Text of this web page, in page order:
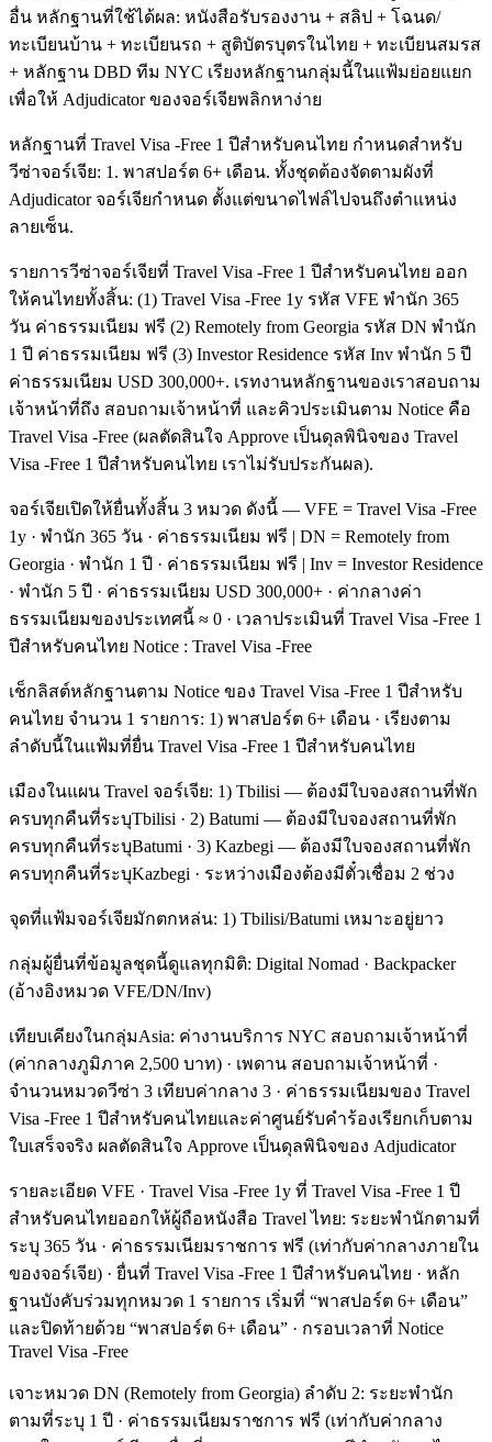
อื่น หลักฐานที่ใช้ได้ผล: หนังสือรับรองงาน + สลิป + โฉนด/
ทะเบียนบ้าน + ทะเบียนรถ + สูติบัตรบุตรในไทย + ทะเบียนสมรส
+ หลักฐาน DBD ทีม NYC เรียงหลักฐานกลุ่มนี้ในแฟ้มย่อยแยก
เพื่อให้ Adjudicator ของจอร์เจียพลิกหาง่าย
หลักฐานที่ Travel Visa -Free 1 ปีสำหรับคนไทย กำหนดสำหรับ
วีซ่าจอร์เจีย: 1. พาสปอร์ต 6+ เดือน. ทั้งชุดต้องจัดตามผังที่
Adjudicator จอร์เจียกำหนด ตั้งแต่ขนาดไฟล์ไปจนถึงตำแหน่ง
ลายเซ็น.
รายการวีซ่าจอร์เจียที่ Travel Visa -Free 1 ปีสำหรับคนไทย ออก
ให้คนไทยทั้งสิ้น: (1) Travel Visa -Free 1y รหัส VFE พำนัก 365
วัน ค่าธรรมเนียม ฟรี (2) Remotely from Georgia รหัส DN พำนัก
1 ปี ค่าธรรมเนียม ฟรี (3) Investor Residence รหัส Inv พำนัก 5 ปี
ค่าธรรมเนียม USD 300,000+. เรทงานหลักฐานของเราสอบถาม
เจ้าหน้าที่ถึง สอบถามเจ้าหน้าที่ และคิวประเมินตาม Notice คือ
Travel Visa -Free (ผลตัดสินใจ Approve เป็นดุลพินิจของ Travel
Visa -Free 1 ปีสำหรับคนไทย เราไม่รับประกันผล).
จอร์เจียเปิดให้ยื่นทั้งสิ้น 3 หมวด ดังนี้ — VFE = Travel Visa -Free
1y · พำนัก 365 วัน · ค่าธรรมเนียม ฟรี | DN = Remotely from
Georgia · พำนัก 1 ปี · ค่าธรรมเนียม ฟรี | Inv = Investor Residence
· พำนัก 5 ปี · ค่าธรรมเนียม USD 300,000+ · ค่ากลางค่า
ธรรมเนียมของประเทศนี้ ≈ 0 · เวลาประเมินที่ Travel Visa -Free 1
ปีสำหรับคนไทย Notice : Travel Visa -Free
เช็กลิสต์หลักฐานตาม Notice ของ Travel Visa -Free 1 ปีสำหรับ
คนไทย จำนวน 1 รายการ: 1) พาสปอร์ต 6+ เดือน · เรียงตาม
ลำดับนี้ในแฟ้มที่ยื่น Travel Visa -Free 1 ปีสำหรับคนไทย
เมืองในแผน Travel จอร์เจีย: 1) Tbilisi — ต้องมีใบจองสถานที่พัก
ครบทุกคืนที่ระบุTbilisi · 2) Batumi — ต้องมีใบจองสถานที่พัก
ครบทุกคืนที่ระบุBatumi · 3) Kazbegi — ต้องมีใบจองสถานที่พัก
ครบทุกคืนที่ระบุKazbegi · ระหว่างเมืองต้องมีตั๋วเชื่อม 2 ช่วง
จุดที่แฟ้มจอร์เจียมักตกหล่น: 1) Tbilisi/Batumi เหมาะอยู่ยาว
กลุ่มผู้ยื่นที่ข้อมูลชุดนี้ดูแลทุกมิติ: Digital Nomad · Backpacker
(อ้างอิงหมวด VFE/DN/Inv)
เทียบเคียงในกลุ่มAsia: ค่างานบริการ NYC สอบถามเจ้าหน้าที่
(ค่ากลางภูมิภาค 2,500 บาท) · เพดาน สอบถามเจ้าหน้าที่ ·
จำนวนหมวดวีซ่า 3 เทียบค่ากลาง 3 · ค่าธรรมเนียมของ Travel
Visa -Free 1 ปีสำหรับคนไทยและค่าศูนย์รับคำร้องเรียกเก็บตาม
ใบเสร็จจริง ผลตัดสินใจ Approve เป็นดุลพินิจของ Adjudicator
รายละเอียด VFE · Travel Visa -Free 1y ที่ Travel Visa -Free 1 ปี
สำหรับคนไทยออกให้ผู้ถือหนังสือ Travel ไทย: ระยะพำนักตามที่
ระบุ 365 วัน · ค่าธรรมเนียมราชการ ฟรี (เท่ากับค่ากลางภายใน
ของจอร์เจีย) · ยื่นที่ Travel Visa -Free 1 ปีสำหรับคนไทย · หลัก
ฐานบังคับร่วมทุกหมวด 1 รายการ เริ่มที่ “พาสปอร์ต 6+ เดือน”
และปิดท้ายด้วย “พาสปอร์ต 6+ เดือน” · กรอบเวลาที่ Notice
Travel Visa -Free
เจาะหมวด DN (Remotely from Georgia) ลำดับ 2: ระยะพำนัก
ตามที่ระบุ 1 ปี · ค่าธรรมเนียมราชการ ฟรี (เท่ากับค่ากลาง